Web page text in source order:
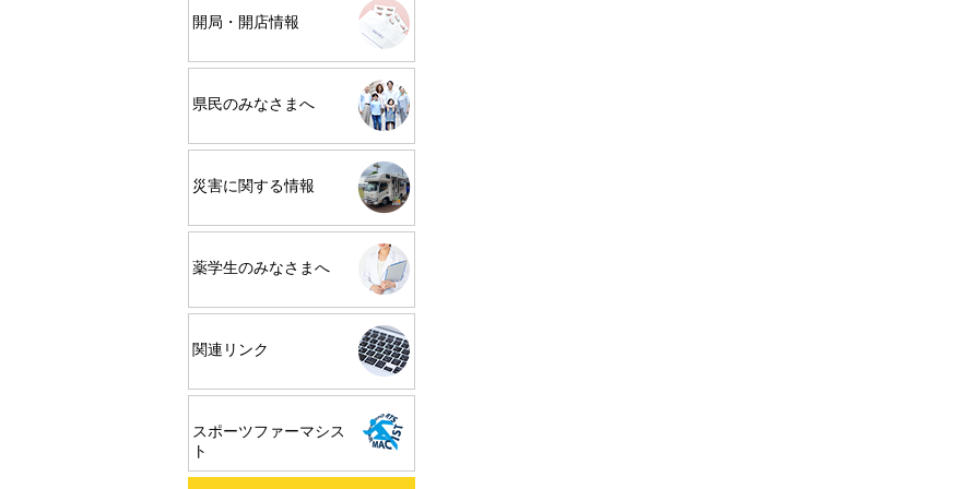
開局・開店情報
県民のみなさまへ
災害に関する情報
薬学生のみなさまへ
関連リンク
スポーツファーマシス
ト